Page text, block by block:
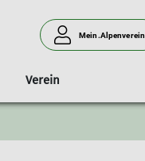
Mein.Alpenverein
Verein